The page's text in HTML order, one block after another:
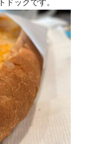
ドックです。